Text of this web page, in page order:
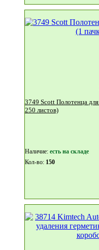
3749 Scott Полотенца для рук - MultiFold / Белый (1 пачка x
250 листов)
Наличие: eсть на складе
Кол-во: 150